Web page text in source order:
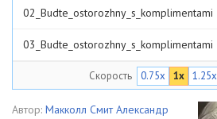
02_Budte_ostorozhny_s_komplimentami
03_Budte_ostorozhny_s_komplimentami
04_Budte_ostorozhny_s_komplimentami
05_Budte_ostorozhny_s_komplimentami
Скорость 0.75x 1x 1.25x
Автор: Макколл Смит Александр